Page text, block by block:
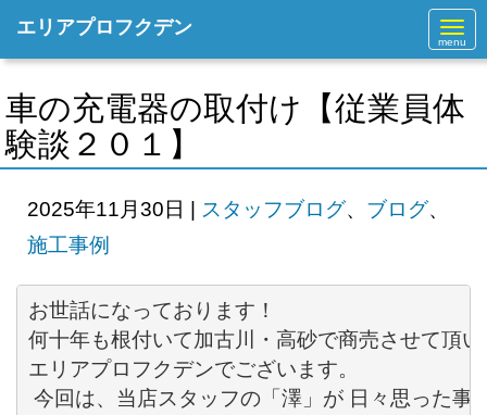
N
a
v
g
a
o
エリアプロフクデン
車の充電器の取付け【従業員体
験談２０１】
2025年11月30日 | スタッフブログ、 ブログ、
施工事例
お世話になっております！
何十年も根付いて加古川・高砂で商売させて頂
エリアプロフクデンでございます。
今回は、当店スタッフの「澤」が 日々思った事